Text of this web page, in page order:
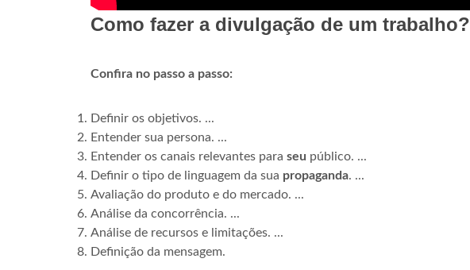
Como fazer a divulgação de um trabalho?
Confira no passo a passo:
Definir os objetivos. ...
Entender sua persona. ...
Entender os canais relevantes para seu público. ...
Definir o tipo de linguagem da sua propaganda. ...
Avaliação do produto e do mercado. ...
Análise da concorrência. ...
Análise de recursos e limitações. ...
Definição da mensagem.